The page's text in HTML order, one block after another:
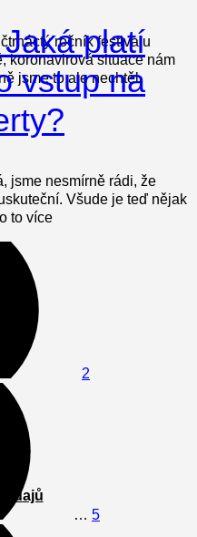
ročník festivalu
koronavirová situace nám
jsme to ale nechtěl
platí
vstup na
jsme nesmírně rádi, že
Všude je teď nějak
to více
2
… 5
údajů